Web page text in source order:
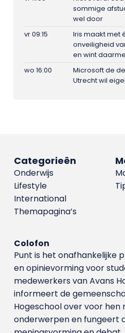
sommige
wel door
vr 09:15
Iris maakt met
onveiligheid
en wint
wo 16:00
Microsoft de
Utrecht wil
Categorieën
Onderwijs
Lifestyle
International
Themapagina’s
Colofon
Punt is het onafhankelijke
en opinievorming voor
medewerkers van Avans
informeert de
Hogeschool over voor hen
onderwerpen en fungeert